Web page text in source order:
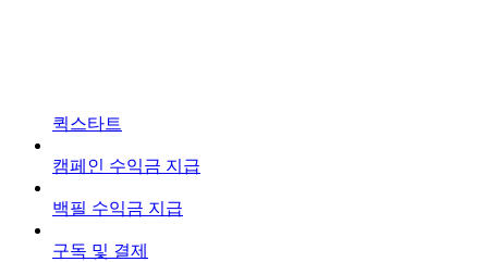
퀵스타트
캠페인 수익금 지급
백필 수익금 지급
구독 및 결제